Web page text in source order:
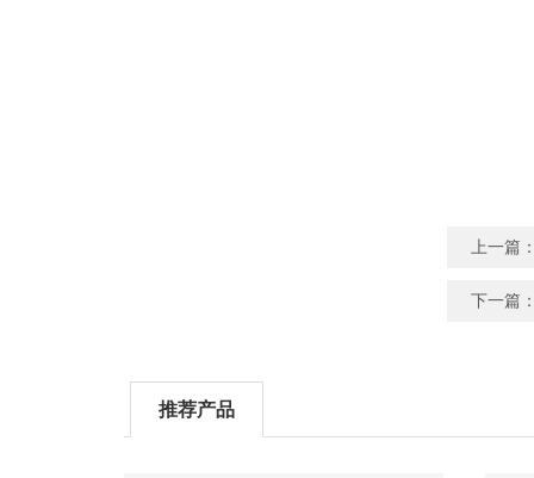
上一篇
下一篇
推荐产品